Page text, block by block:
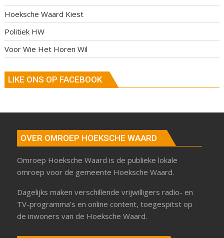
Hoeksche Waard Kiest
Politiek HW
Voor Wie Het Horen Wil
LIKE ONS OP FACEBOOK
OVER OMROEP HOEKSCHE WAARD
Omroep Hoeksche Waard is de publieke lokale
omroep voor de gemeente Hoeksche Waard.
Dagelijks maken verschillende vrijwilligers radio- en
TV-programma’s en online content, toegespitst op
de inwoners van de Hoeksche Waard.